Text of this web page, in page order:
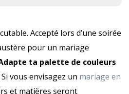
Accepté lors d’une soirée
pour un mariage
ta palette de couleurs
Si vous envisagez un mariage en
et matières seront